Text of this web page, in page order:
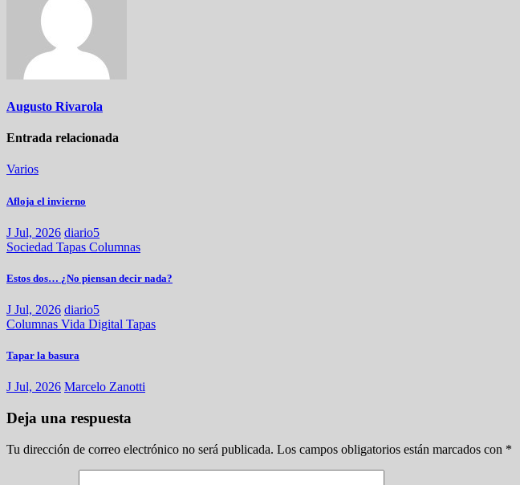
Augusto Rivarola
Entrada relacionada
Varios
Afloja el invierno
J Jul, 2026 diario5
Sociedad Tapas Columnas
Estos dos… ¿No piensan decir nada?
J Jul, 2026 diario5
Columnas Vida Digital Tapas
Tapar la basura
J Jul, 2026 Marcelo Zanotti
Deja una respuesta
Tu dirección de correo electrónico no será publicada. Los campos obligatorios están marcados con *